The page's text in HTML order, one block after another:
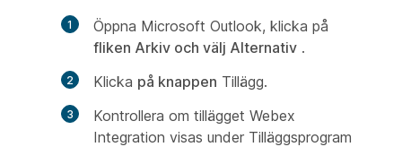
Öppna Microsoft Outlook, klicka på
fliken Arkiv och välj Alternativ .
Klicka på knappen Tillägg.
Kontrollera om tillägget Webex
Integration visas under Tilläggsprogram